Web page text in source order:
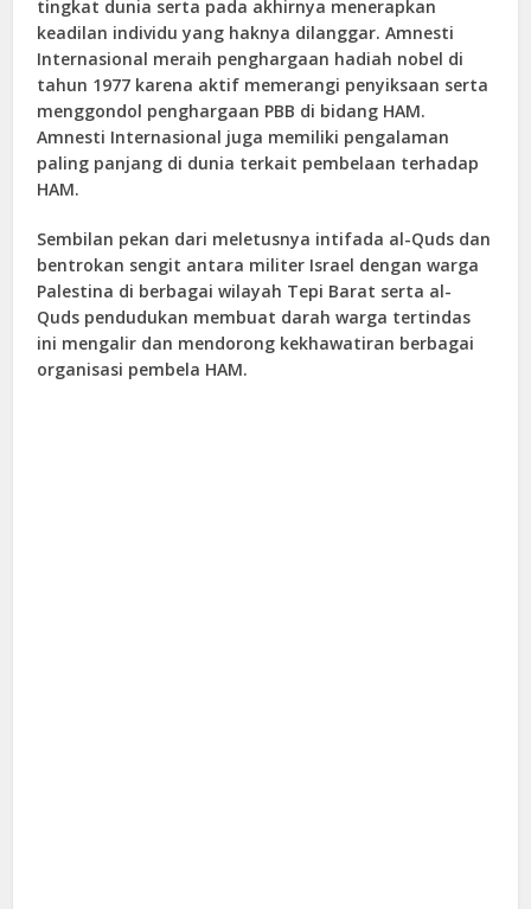
tingkat dunia serta pada akhirnya menerapkan
keadilan individu yang haknya dilanggar. Amnesti
Internasional meraih penghargaan hadiah nobel di
tahun 1977 karena aktif memerangi penyiksaan serta
menggondol penghargaan PBB di bidang HAM.
Amnesti Internasional juga memiliki pengalaman
paling panjang di dunia terkait pembelaan terhadap
HAM.
Sembilan pekan dari meletusnya intifada al-Quds dan
bentrokan sengit antara militer Israel dengan warga
Palestina di berbagai wilayah Tepi Barat serta al-
Quds pendudukan membuat darah warga tertindas
ini mengalir dan mendorong kekhawatiran berbagai
organisasi pembela HAM.